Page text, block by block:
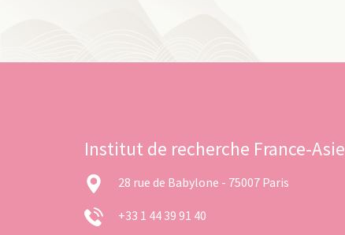
Institut de recherche France-Asie
28 rue de Babylone - 75007 Paris
+33 1 44 39 91 40